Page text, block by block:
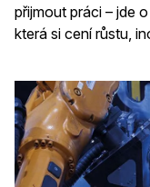
přijmout práci – jde
která si cení růstu,